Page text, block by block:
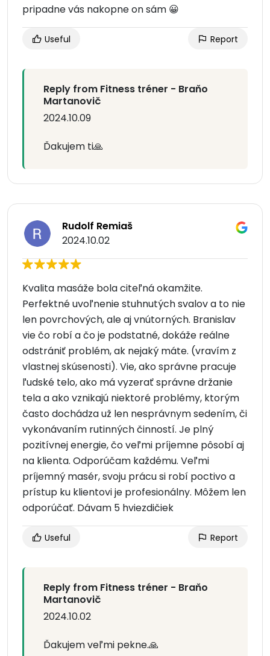
pripadne vás nakopne on sám 😀
Useful Report
Reply from Fitness tréner - Braňo
Martanovič
2024.10.09
Ďakujem ti🙏
Rudolf Remiaš
2024.10.02
Kvalita masáže bola citeľná okamžite.
Perfektné uvoľnenie stuhnutých svalov a to nie
len povrchových, ale aj vnútorných. Branislav
vie čo robí a čo je podstatné, dokáže reálne
odstrániť problém, ak nejaký máte. (vravím z
vlastnej skúsenosti). Vie, ako správne pracuje
ľudské telo, ako má vyzerať správne držanie
tela a ako vznikajú niektoré problémy, ktorým
často dochádza už len nesprávnym sedením, či
vykonávaním rutinných činností. Je plný
pozitívnej energie, čo veľmi príjemne pôsobí aj
na klienta. Odporúčam každému. Veľmi
príjemný masér, svoju prácu si robí poctivo a
prístup ku klientovi je profesionálny. Môžem len
odporúčať. Dávam 5 hviezdičiek
Useful Report
Reply from Fitness tréner - Braňo
Martanovič
2024.10.02
Ďakujem veľmi pekne.🙏